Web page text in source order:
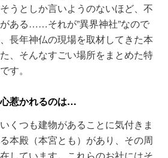
うとしか言いようのないほど、不
ある……それが”異界神社”なので
長年神仏の現場を取材してきた本
、そんなすごい場所をまとめた特
す。
惹かれるのは…
くつも建物があることに気付きま
本殿（本宮とも）があり、その周
しています。これらのお社にはそ